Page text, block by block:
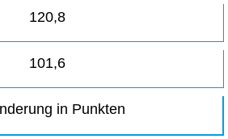
120,8
101,6
in Punkten